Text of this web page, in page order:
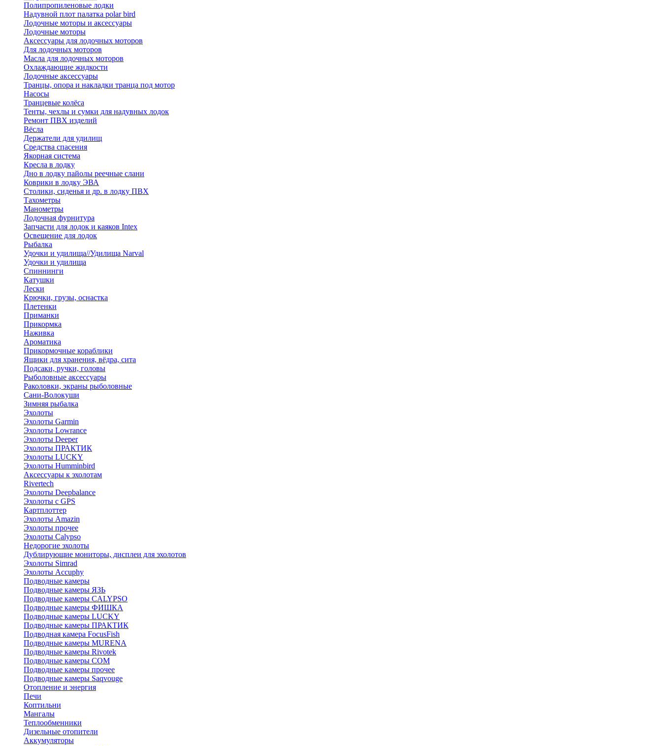
Полипропиленовые лодки
Надувной плот палатка polar bird
Лодочные моторы и аксессуары
Лодочные моторы
Аксессуары для лодочных моторов
Для лодочных моторов
Масла для лодочных моторов
Охлаждающие жидкости
Лодочные аксессуары
Транцы, опора и накладки транца под мотор
Насосы
Транцевые колёса
Тенты, чехлы и сумки для надувных лодок
Ремонт ПВХ изделий
Вёсла
Держатели для удилищ
Средства спасения
Якорная система
Кресла в лодку
Дно в лодку пайолы реечные слани
Коврики в лодку ЭВА
Столики, сиденья и др. в лодку ПВХ
Тахометры
Манометры
Лодочная фурнитура
Запчасти для лодок и каяков Intex
Освещение для лодок
Рыбалка
Удочки и удилища//Удилища Narval
Удочки и удилища
Спиннинги
Катушки
Лески
Крючки, грузы, оснастка
Плетенки
Приманки
Прикормка
Наживка
Ароматика
Прикормочные кораблики
Ящики для хранения, вёдра, сита
Подсаки, ручки, головы
Рыболовные аксессуары
Раколовки, экраны рыболовные
Сани-Волокуши
Зимняя рыбалка
Эхолоты
Эхолоты Garmin
Эхолоты Lowrance
Эхолоты Deeper
Эхолоты ПРАКТИК
Эхолоты LUCKY
Эхолоты Humminbird
Аксессуары к эхолотам
Rivertech
Эхолоты Deepbalance
Эхолоты с GPS
Картплоттер
Эхолоты Amazin
Эхолоты прочее
Эхолоты Calypso
Недорогие эхолоты
Дублирующие мониторы, дисплеи для эхолотов
Эхолоты Simrad
Эхолоты Accuphy
Подводные камеры
Подводные камеры ЯЗЬ
Подводные камеры CALYPSO
Подводные камеры ФИШКА
Подводные камеры LUCKY
Подводные камеры ПРАКТИК
Подводная камера FocusFish
Подводные камеры MURENA
Подводные камеры Rivotek
Подводные камеры СОМ
Подводные камеры прочее
Подводные камеры Saqvouge
Отопление и энергия
Печи
Коптильни
Мангалы
Теплообменники
Дизельные отопители
Аккумуляторы